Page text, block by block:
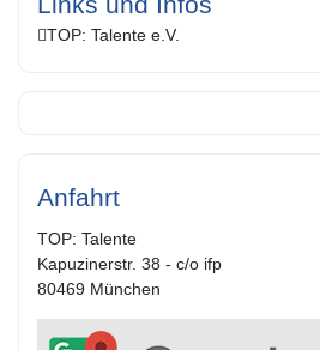
TOP: Talente e.V.
Anfahrt
TOP: Talente
Kapuzinerstr. 38 - c/o ifp
80469 München